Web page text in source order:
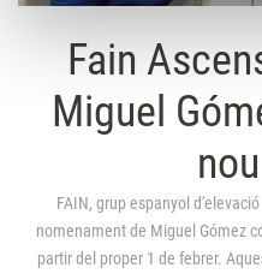
Fain
Miguel
FAIN, grup espanyol
nomenament de Miguel Gómez
partir del proper 1 de febrer.